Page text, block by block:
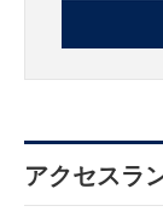
アクセスラ